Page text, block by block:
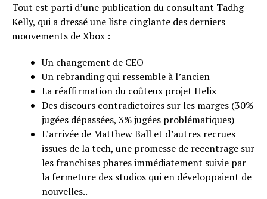
Tout est parti d’une publication du consultant Tadhg
Kelly, qui a dressé une liste cinglante des derniers
mouvements de Xbox :
Un changement de CEO
Un rebranding qui ressemble à l’ancien
La réaffirmation du coûteux projet Helix
Des discours contradictoires sur les marges (30%
jugées dépassées, 3% jugées problématiques)
L’arrivée de Matthew Ball et d’autres recrues
issues de la tech, une promesse de recentrage sur
les franchises phares immédiatement suivie par
la fermeture des studios qui en développaient de
nouvelles..